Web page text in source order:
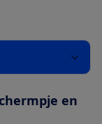
en